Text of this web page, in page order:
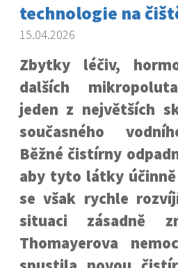
technologie na
15.04.2026
Zbytky léčiv,
dalších
jeden z největších
současného
Běžné čistírny
aby tyto látky
se však rychle
situaci zásadně
Thomayerova